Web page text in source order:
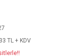
TL + KDV